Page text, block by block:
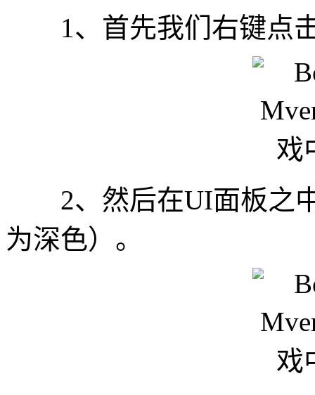
1、首先我们右键点击
2、然后在UI面板之中
为深色）。